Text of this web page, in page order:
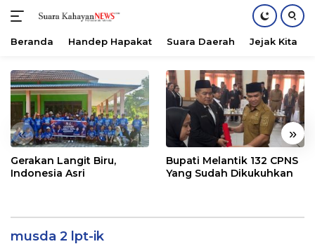
konten
Beranda Handep Hapakat Suara Daerah Jejak Kita
« »
Gerakan Langit Biru,
Indonesia Asri
Bupati Melantik 132 CPNS
Yang Sudah Dikukuhkan
musda 2 lpt-ik